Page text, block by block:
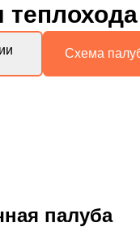
Схема
палуба